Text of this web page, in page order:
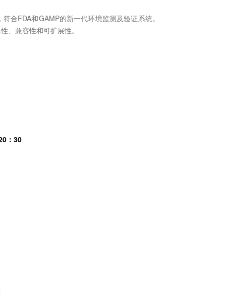
合FDA和GAMP的新一代环境监测及验证系统。
、兼容性和可扩展性。
：30